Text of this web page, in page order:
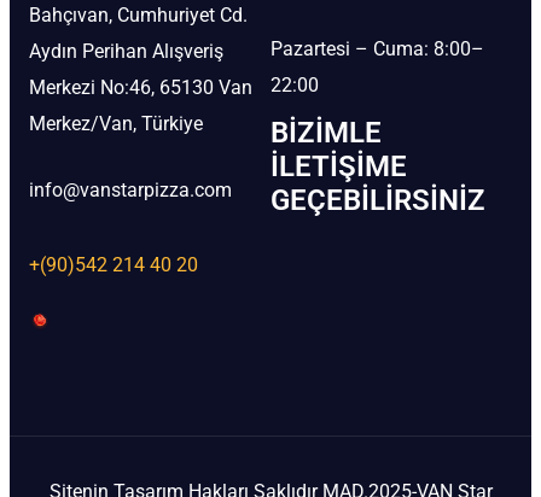
Bahçıvan, Cumhuriyet Cd.
Aydın Perihan Alışveriş
Merkezi No:46, 65130 Van
Merkez/Van, Türkiye
info@vanstarpizza.com
+(90)542 214 40 20
Pazartesi – Cuma: 8:00–
22:00
BIZIMLE
İLETIŞIME
GEÇEBILIRSINIZ
Sitenin Tasarım Hakları Saklıdır MAD.2025-VAN Star